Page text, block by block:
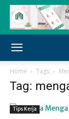
Home Tags
Tag:
Tips Kerja